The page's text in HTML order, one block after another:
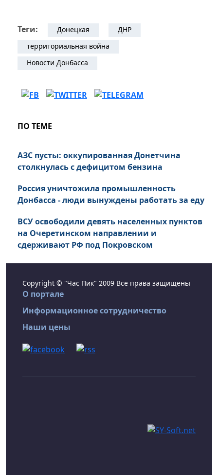
Теги: Донецкая
ДНР
территориальная война
Новости Донбасса
ПО ТЕМЕ
АЗС пусты: оккупированная Донетчина
столкнулась с дефицитом бензина
Россия уничтожила промышленность
Донбасса - люди вынуждены работать за еду
ВСУ освободили девять населенных пунктов
на Очеретинском направлении и
сдерживают РФ под Покровском
Copyright © "Час Пик" 2009 Все права защищены
О портале
Информационное сотрудничество
Наши цены